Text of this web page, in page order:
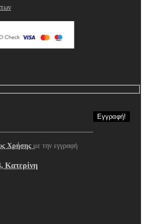
Χρήσης με την εγγραφή
Κατερίνη